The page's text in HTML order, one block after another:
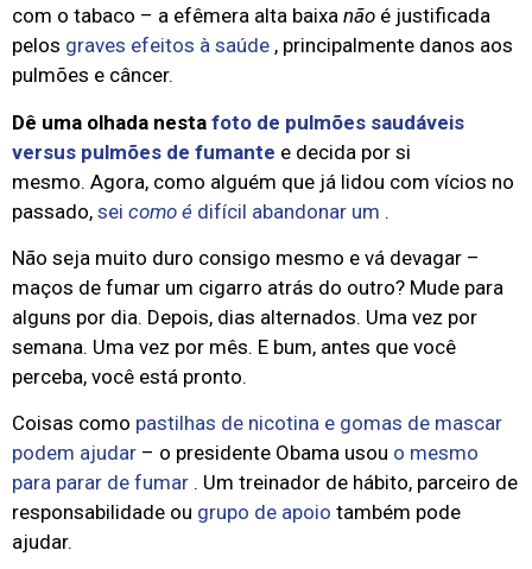
com o tabaco – a efêmera alta baixa não é justificada
pelos graves efeitos à saúde , principalmente danos aos
pulmões e câncer.
Dê uma olhada nesta foto de pulmões saudáveis ​​
versus pulmões de fumante e decida por si
mesmo. Agora, como alguém que já lidou com vícios no
passado, sei como é difícil abandonar um .
Não seja muito duro consigo mesmo e vá devagar –
maços de fumar um cigarro atrás do outro? Mude para
alguns por dia. Depois, dias alternados. Uma vez por
semana. Uma vez por mês. E bum, antes que você
perceba, você está pronto.
Coisas como pastilhas de nicotina e gomas de mascar
podem ajudar – o presidente Obama usou o mesmo
para parar de fumar . Um treinador de hábito, parceiro de
responsabilidade ou grupo de apoio também pode
ajudar.